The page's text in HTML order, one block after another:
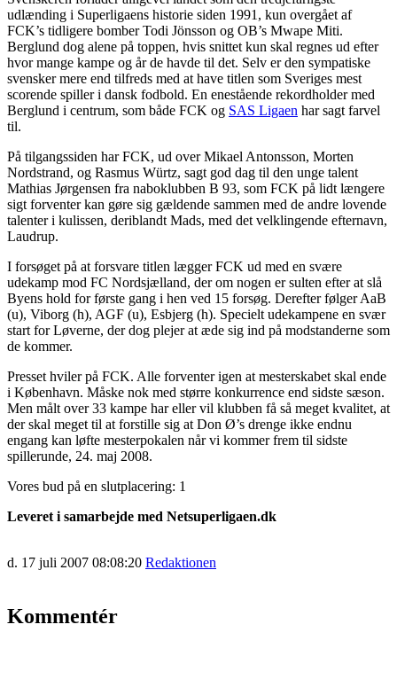
udlænding i Superligaens historie siden 1991, kun overgået af
FCK’s tidligere bomber Todi Jönsson og OB’s Mwape Miti.
Berglund dog alene på toppen, hvis snittet kun skal regnes ud efter
hvor mange kampe og år de havde til det. Selv er den sympatiske
svensker mere end tilfreds med at have titlen som Sveriges mest
scorende spiller i dansk fodbold. En enestående rekordholder med
Berglund i centrum, som både FCK og SAS Ligaen har sagt farvel
til.
På tilgangssiden har FCK, ud over Mikael Antonsson, Morten
Nordstrand, og Rasmus Würtz, sagt god dag til den unge talent
Mathias Jørgensen fra naboklubben B 93, som FCK på lidt længere
sigt forventer kan gøre sig gældende sammen med de andre lovende
talenter i kulissen, deriblandt Mads, med det velklingende efternavn,
Laudrup.
I forsøget på at forsvare titlen lægger FCK ud med en svære
udekamp mod FC Nordsjælland, der om nogen er sulten efter at slå
Byens hold for første gang i hen ved 15 forsøg. Derefter følger AaB
(u), Viborg (h), AGF (u), Esbjerg (h). Specielt udekampene en svær
start for Løverne, der dog plejer at æde sig ind på modstanderne som
de kommer.
Presset hviler på FCK. Alle forventer igen at mesterskabet skal ende
i København. Måske nok med større konkurrence end sidste sæson.
Men målt over 33 kampe har eller vil klubben få så meget kvalitet, at
der skal meget til at forstille sig at Don Ø’s drenge ikke endnu
engang kan løfte mesterpokalen når vi kommer frem til sidste
spillerunde, 24. maj 2008.
Vores bud på en slutplacering: 1
Leveret i samarbejde med Netsuperligaen.dk
d. 17 juli 2007 08:08:20 Redaktionen
Kommentér